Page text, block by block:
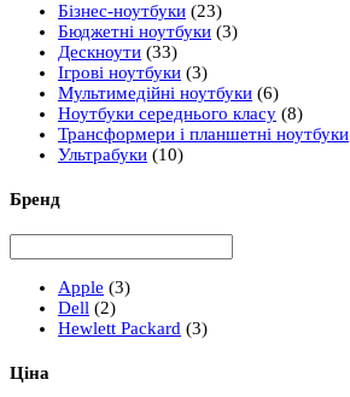
Бізнес-ноутбуки (23)
Бюджетні ноутбуки (3)
Дескноути (33)
Ігрові ноутбуки (3)
Мультимедійні ноутбуки (6)
Ноутбуки середнього класу (8)
Трансформери і планшетні ноутбуки
Ультрабуки (10)
Бренд
Apple (3)
Dell (2)
Hewlett Packard (3)
Ціна